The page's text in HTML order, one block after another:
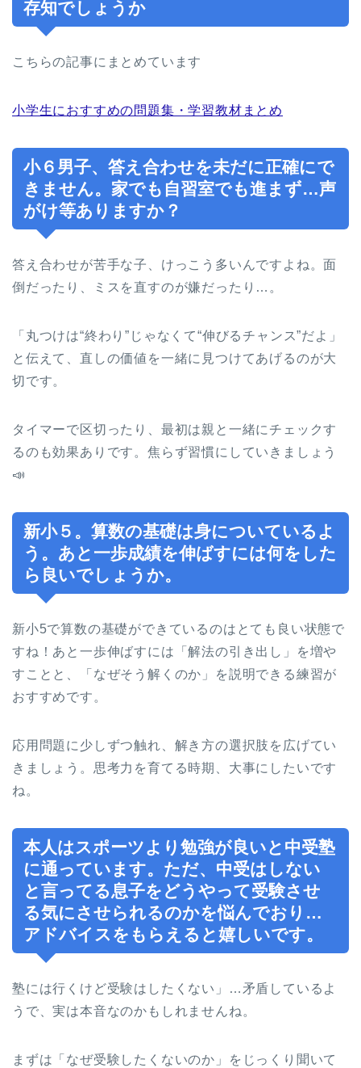
存知でしょうか
こちらの記事にまとめています
小学生におすすめの問題集・学習教材まとめ
小６男子、答え合わせを未だに正確にで
きません。家でも自習室でも進まず…声
がけ等ありますか？
答え合わせが苦手な子、けっこう多いんですよね。面
倒だったり、ミスを直すのが嫌だったり…。
「丸つけは“終わり”じゃなくて“伸びるチャンス”だよ」
と伝えて、直しの価値を一緒に見つけてあげるのが大
切です。
タイマーで区切ったり、最初は親と一緒にチェックす
るのも効果ありです。焦らず習慣にしていきましょう
📣
新小５。算数の基礎は身についているよ
う。あと一歩成績を伸ばすには何をした
ら良いでしょうか。
新小5で算数の基礎ができているのはとても良い状態で
すね！あと一歩伸ばすには「解法の引き出し」を増や
すことと、「なぜそう解くのか」を説明できる練習が
おすすめです。
応用問題に少しずつ触れ、解き方の選択肢を広げてい
きましょう。思考力を育てる時期、大事にしたいです
ね。
本人はスポーツより勉強が良いと中受塾
に通っています。ただ、中受はしない
と言ってる息子をどうやって受験させ
る気にさせられるのかを悩んでおり…
アドバイスをもらえると嬉しいです。
塾には行くけど受験はしたくない」…矛盾しているよ
うで、実は本音なのかもしれませんね。
まずは「なぜ受験したくないのか」をじっくり聞いて